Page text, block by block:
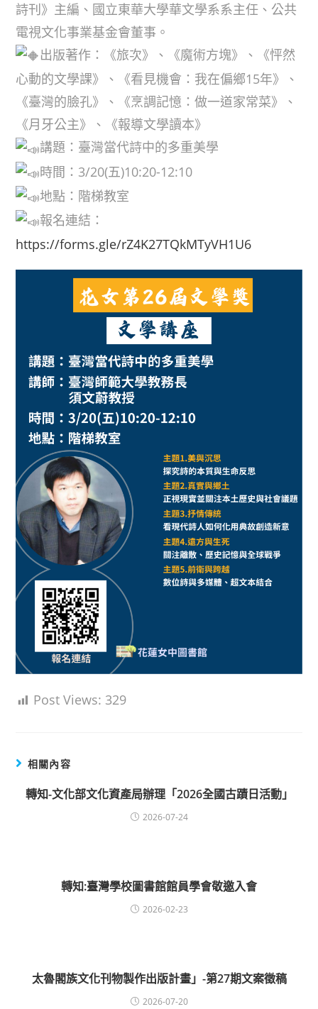
詩刊》主編、國立東華大學華文學系系主任、公共
電視文化事業基金會董事。
出版著作：《旅次》、《魔術方塊》、《怦然
心動的文學課》、《看見機會：我在偏鄉15年》、
《臺灣的臉孔》、《烹調記憶：做一道家常菜》、
《月牙公主》、《報導文學讀本》
講題：臺灣當代詩中的多重美學
時間：3/20(五)10:20-12:10
地點：階梯教室
報名連結：
https://forms.gle/rZ4K27TQkMTyVH1U6
Post Views: 329
相關內容
轉知-文化部文化資產局辦理「2026全國古蹟日活動」
2026-07-24
轉知:臺灣學校圖書館館員學會敬邀入會
2026-02-23
太魯閣族文化刊物製作出版計畫」-第27期文案徵稿
2026-07-20